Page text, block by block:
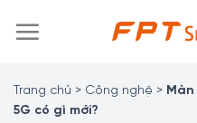
đến
Trang chủ > Công nghệ > Màn
5G có gì mới?